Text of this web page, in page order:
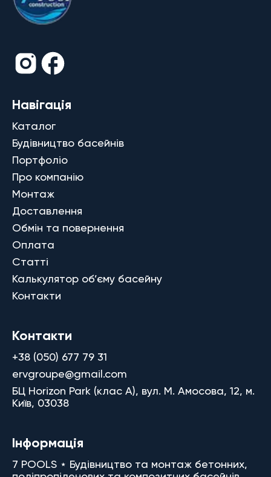
Навігація
Каталог
Будівництво басейнів
Портфоліо
Про компанію
Монтаж
Доставлення
Обмін та повернення
Оплата
Статті
Калькулятор об’єму басейну
Контакти
Контакти
+38 (050) 677 79 31
ervgroupe@gmail.com
БЦ Horizon Park (клас A), вул. М. Амосова, 12, м.
Київ, 03038
Інформація
7 POOLS ⋆ Будівництво та монтаж бетонних,